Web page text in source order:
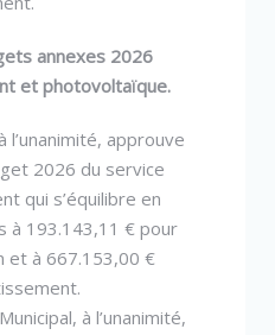
annexes 2026
et photovoltaïque.
l’unanimité, approuve
2026 du service
qui s’équilibre en
à 193.143,11 € pour
et à 667.153,00 €
à l’unanimité,